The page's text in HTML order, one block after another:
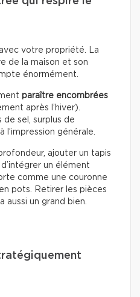
votre propriété. La
de la maison et son
énormément.
paraître encombrées
après l’hiver).
de sel, surplus de
générale.
ajouter un tapis
un élément
comme une couronne
pots. Retirer les pièces
aussi un grand bien.